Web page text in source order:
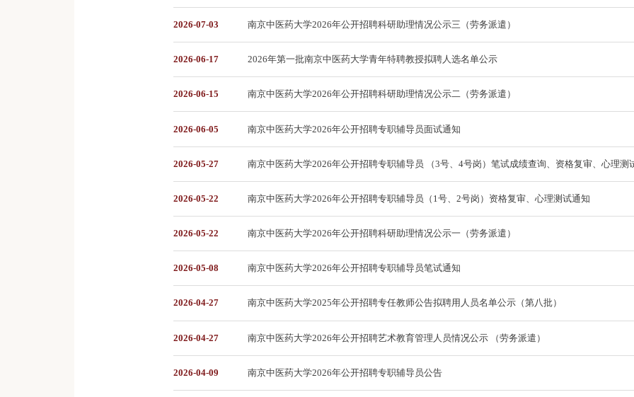
2026-07-03 南京中医药大学2026年公开招聘科研助理情况公示三（劳务派遣）
2026-06-17 2026年第一批南京中医药大学青年特聘教授拟聘人选名单公示
2026-06-15 南京中医药大学2026年公开招聘科研助理情况公示二（劳务派遣）
2026-06-05 南京中医药大学2026年公开招聘专职辅导员面试通知
2026-05-27 南京中医药大学2026年公开招聘专职辅导员 （3号、4号岗）笔试成绩查询、资格复审、心理测
2026-05-22 南京中医药大学2026年公开招聘专职辅导员（1号、2号岗）资格复审、心理测试通知
2026-05-22 南京中医药大学2026年公开招聘科研助理情况公示一（劳务派遣）
2026-05-08 南京中医药大学2026年公开招聘专职辅导员笔试通知
2026-04-27 南京中医药大学2025年公开招聘专任教师公告拟聘用人员名单公示（第八批）
2026-04-27 南京中医药大学2026年公开招聘艺术教育管理人员情况公示 （劳务派遣）
2026-04-09 南京中医药大学2026年公开招聘专职辅导员公告